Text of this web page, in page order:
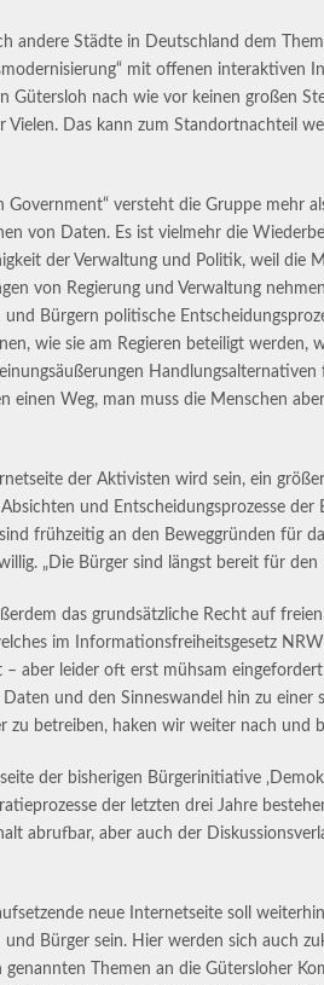
andere Städte in Deutschland dem
mit offenen interaktiven
Gütersloh nach wie vor keinen großen
Vielen. Das kann zum Standortnachteil
Government“ versteht die Gruppe mehr
von Daten. Es ist vielmehr die
der Verwaltung und Politik, weil die
von Regierung und Verwaltung
und Bürgern politische
wie sie am Regieren beteiligt
einen Weg, man muss die Menschen
der Aktivisten wird sein, ein
und Entscheidungsprozesse der
frühzeitig an den Beweggründen für
„Die Bürger sind längst bereit für
das grundsätzliche Recht auf
im Informationsfreiheitsgesetz
– aber leider oft erst mühsam
und den Sinneswandel hin zu einer
zu betreiben, haken wir weiter nach und
der bisherigen Bürgerinitiative
der letzten drei Jahre
abrufbar, aber auch der
neue Internetseite soll
und Bürger sein. Hier werden sich auch
genannten Themen an die Gütersloher